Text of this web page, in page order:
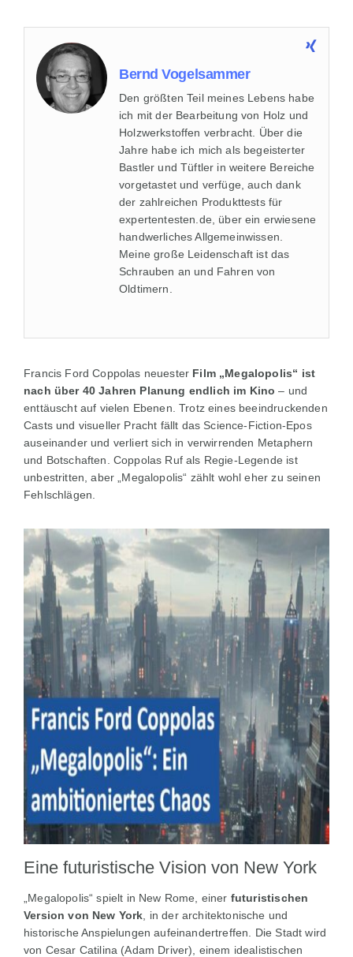
Bernd Vogelsammer
Den größten Teil meines Lebens habe
ich mit der Bearbeitung von Holz und
Holzwerkstoffen verbracht. Über die
Jahre habe ich mich als begeisterter
Bastler und Tüftler in weitere Bereiche
vorgetastet und verfüge, auch dank
der zahlreichen Produkttests für
expertentesten.de, über ein erwiesene
handwerliches Allgemeinwissen.
Meine große Leidenschaft ist das
Schrauben an und Fahren von
Oldtimern.
Francis Ford Coppolas neuester Film „Megalopolis“ ist
nach über 40 Jahren Planung endlich im Kino – und
enttäuscht auf vielen Ebenen. Trotz eines beeindruckenden
Casts und visueller Pracht fällt das Science-Fiction-Epos
auseinander und verliert sich in verwirrenden Metaphern
und Botschaften. Coppolas Ruf als Regie-Legende ist
unbestritten, aber „Megalopolis“ zählt wohl eher zu seinen
Fehlschlägen.
Eine futuristische Vision von New York
„Megalopolis“ spielt in New Rome, einer futuristischen
Version von New York , in der architektonische und
historische Anspielungen aufeinandertreffen. Die Stadt wird
von Cesar Catilina (Adam Driver), einem idealistischen